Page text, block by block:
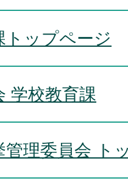
トップページ
学校教育課
管理委員会 ト